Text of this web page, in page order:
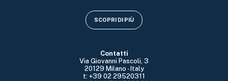
Contatti
Via Giovanni Pascoli, 3
20129 Milano - Italy
t: +39 02 29520311
SCOPRI DI PIÙ